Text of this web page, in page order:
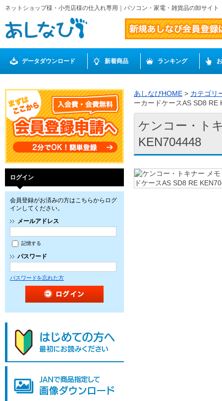
ネットショップ様・小売店様の仕入れ専用｜パソコン・家電・雑貨品の卸サイ
データダウンロード 新着商品 ランキング
ログイン
会員登録がお済みの方はこちらからログ
インしてください。
メールアドレス
記憶する
パスワード
パスワードを忘れた方
あしなびHOME > カテゴリ
ーカードケースAS SD8 RE
ケンコー・ト
KEN704448